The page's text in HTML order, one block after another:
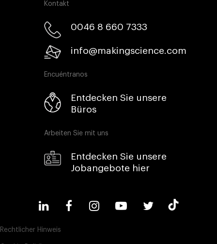
Kontakt
0046 8 660 7333​
info@makingscience.com
Encuéntranos
Entdecken Sie unsere
Büros
Arbeiten Sie mit uns
Entdecken Sie unsere
Jobangebote hier
Rechtlicher Hinweis